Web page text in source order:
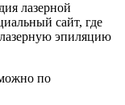
лазерной
сайт, где
эпиляцию
по